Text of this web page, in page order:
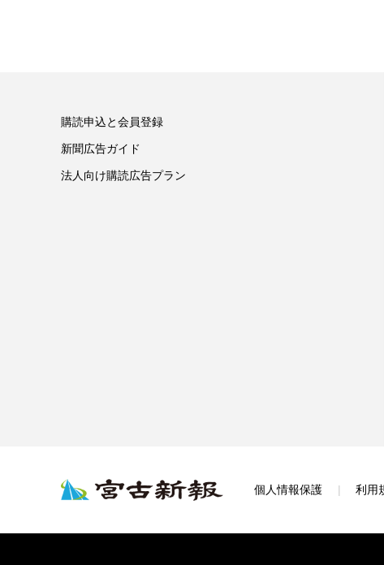
購読申込と会員登録
新聞広告ガイド
法人向け購読広告プラン
個人情報保護 利用